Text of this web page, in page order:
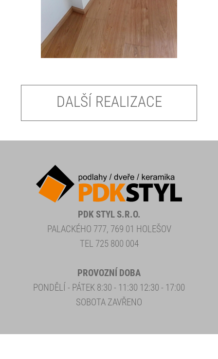
DALŠÍ REALIZACE
PDK STYL S.R.O.
PALACKÉHO 777, 769 01 HOLEŠOV
TEL 725 800 004
PROVOZNÍ DOBA
PONDĚLÍ - PÁTEK 8:30 - 11:30 12:30 - 17:00
SOBOTA ZAVŘENO